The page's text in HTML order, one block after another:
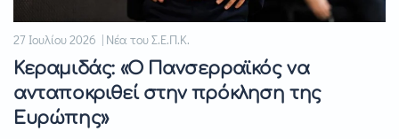
27 Ιουλίου 2026 | Νέα του Σ.Ε.Π.Κ.
Κεραμιδάς: «Ο Πανσερραϊκός να
ανταποκριθεί στην πρόκληση της
Ευρώπης»